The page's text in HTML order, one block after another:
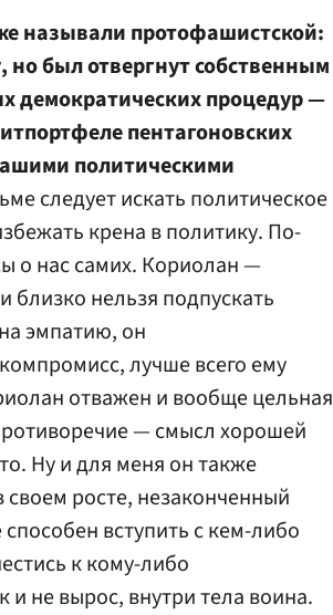
называли протофашистской:
был отвергнут собственным
демократических процедур —
пентагоновских
политическими
следует искать политическое
крена в политику. По-
о нас самих. Кориолан —
близко нельзя подпускать
эмпатию, он
лучше всего ему
отважен и вообще цельная
— смысл хорошей
Ну и для меня он также
росте, незаконченный
вступить с кем-либо
к кому-либо
не вырос, внутри тела воина.